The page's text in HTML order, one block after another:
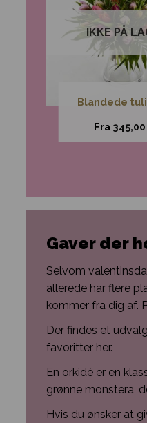
IKKE PÅ
Blandede
Fra 345,00
Gaver der
Selvom
allerede har flere
kommer fra dig af.
Der findes et
favoritter her.
En orkidé er en
grønne monstera,
Hvis du ønsker at